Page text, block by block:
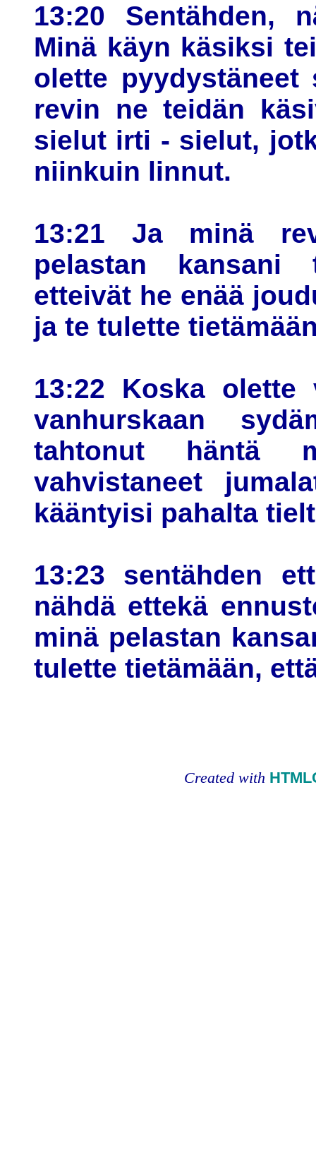
13:20 Sentähden,
Minä käyn käsiksi
olette
revin ne teidän
sielut irti - sielut,
niinkuin linnut.
13:21 Ja minä
pelastan kansani
etteivät he enää
ja te tulette
13:22 Koska olette
vanhurskaan
tahtonut häntä
vahvistaneet
kääntyisi pahalta
13:23 sentähden
nähdä ettekä
minä pelastan
tulette tietämään,
Created with